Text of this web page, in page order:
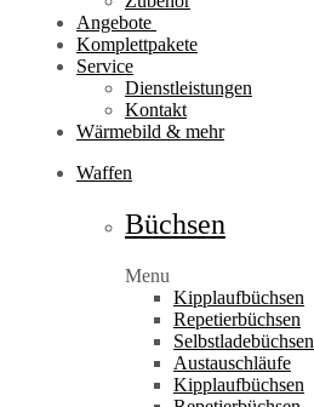
Angebote
Komplettpakete
Service
Dienstleistungen
Kontakt
Wärmebild & mehr
Waffen
Büchsen
Menu
Kipplaufbüchsen
Repetierbüchsen
Selbstladebüchsen
Austauschläufe
Kipplaufbüchsen